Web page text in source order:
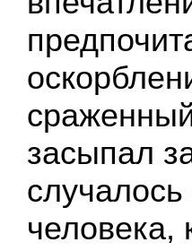
засыпал
человека,